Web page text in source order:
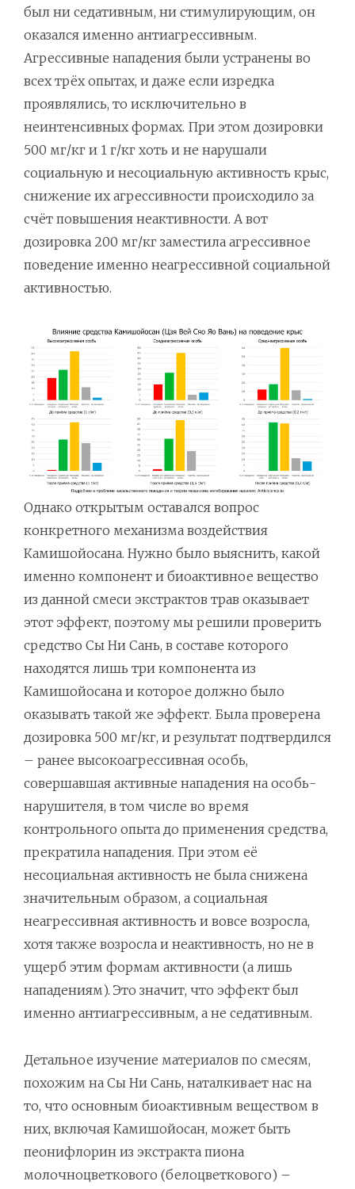
был ни седативным, ни стимулирующим, он
оказался именно антиагрессивным.
Агрессивные нападения были устранены во
всех трёх опытах, и даже если изредка
проявлялись, то исключительно в
неинтенсивных формах. При этом дозировки
500 мг/кг и 1 г/кг хоть и не нарушали
социальную и несоциальную активность крыс,
снижение их агрессивности происходило за
счёт повышения неактивности. А вот
дозировка 200 мг/кг заместила агрессивное
поведение именно неагрессивной социальной
активностью.
Однако открытым оставался вопрос
конкретного механизма воздействия
Камишойосана. Нужно было выяснить, какой
именно компонент и биоактивное вещество
из данной смеси экстрактов трав оказывает
этот эффект, поэтому мы решили проверить
средство Сы Ни Сань, в составе которого
находятся лишь три компонента из
Камишойосана и которое должно было
оказывать такой же эффект. Была проверена
дозировка 500 мг/кг, и результат подтвердился
– ранее высокоагрессивная особь,
совершавшая активные нападения на особь-
нарушителя, в том числе во время
контрольного опыта до применения средства,
прекратила нападения. При этом её
несоциальная активность не была снижена
значительным образом, а социальная
неагрессивная активность и вовсе возросла,
хотя также возросла и неактивность, но не в
ущерб этим формам активности (а лишь
нападениям). Это значит, что эффект был
именно антиагрессивным, а не седативным.
Детальное изучение материалов по смесям,
похожим на Сы Ни Сань, наталкивает нас на
то, что основным биоактивным веществом в
них, включая Камишойосан, может быть
пеонифлорин из экстракта пиона
молочноцветкового (белоцветкового) –